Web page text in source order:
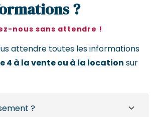
?
nous sans attendre !
attendre toutes les informations
4 à la vente ou à la location sur